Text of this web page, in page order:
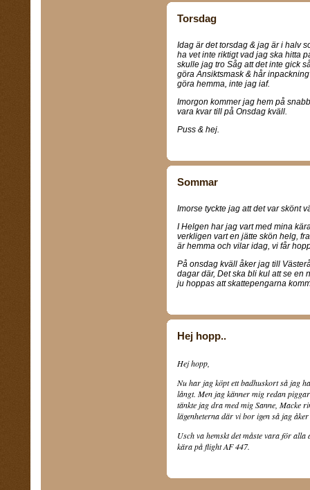
Torsdag
Idag är det torsdag & jag är i halv
ha vet inte riktigt vad jag ska hitta
skulle jag tro Såg att det inte gick
göra Ansiktsmask & hår
göra hemma, inte jag iaf.
Imorgon kommer jag hem på
vara kvar till på Onsdag kväll.
Puss & hej.
Sommar
Imorse tyckte jag att det var skönt
I Helgen har jag vart med mina
verkligen vart en jätte skön helg,
är hemma och vilar idag, vi får
På onsdag kväll åker jag till
dagar där, Det ska bli kul att se en
ju hoppas att skattepengarna
Hej hopp..
Hej hopp,
Nu har jag köpt ett badhuskort så jag
långt. Men jag känner mig redan
tänkte jag dra med mig Sanne, Macke
lägenheterna där vi bor igen så jag
Usch va hemskt det måste vara för
kära på flight AF 447.